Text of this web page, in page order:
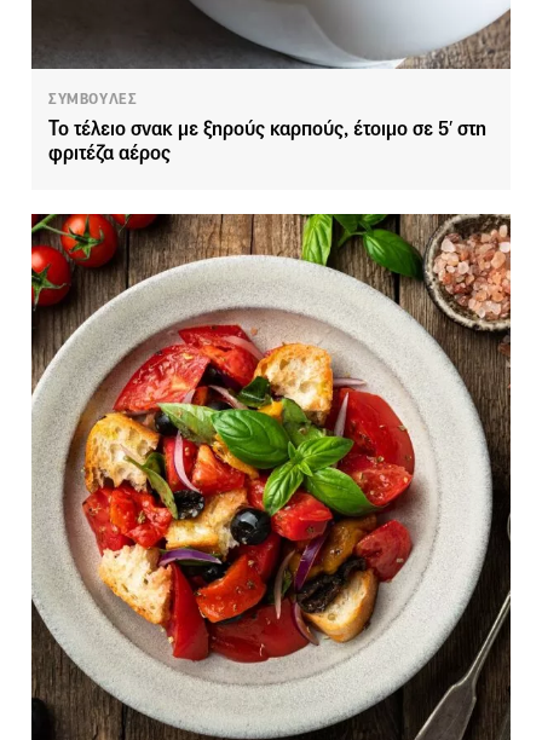
ΣΥΜΒΟΥΛΕΣ
Το τέλειο σνακ με ξηρούς καρπούς, έτοιμο σε 5′ στη
φριτέζα αέρος